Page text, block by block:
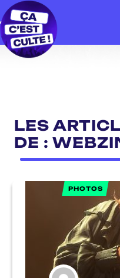
LES
DE :
PHOTOS